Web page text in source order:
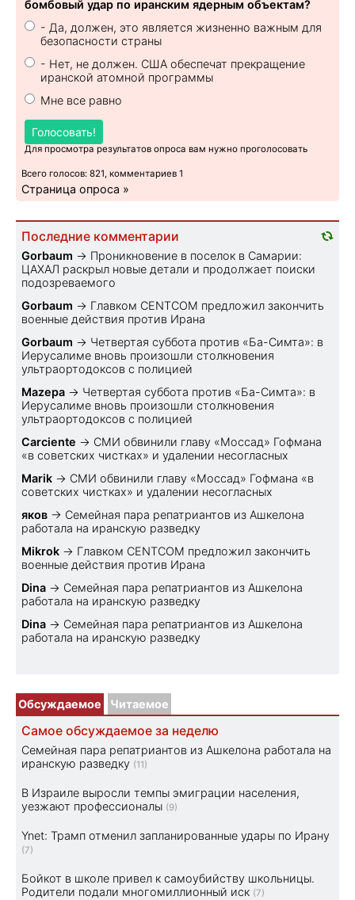
бомбовый удар по иранским ядерным объектам?
- Да, должен, это является жизненно важным для
безопасности страны
- Нет, не должен. США обеспечат прекращение
иранской атомной программы
Мне все равно
Голосовать!
Для просмотра результатов опроса вам нужно проголосовать
Всего голосов: 821, комментариев 1
Страница опроса »
Последние комментарии
Gorbaum → Проникновение в поселок в Самарии:
ЦАХАЛ раскрыл новые детали и продолжает поиски
подозреваемого
Gorbaum → Главком CENTCOM предложил закончить
военные действия против Ирана
Gorbaum → Четвертая суббота против «Ба-Симта»: в
Иерусалиме вновь произошли столкновения
ультраортодоксов с полицией
Mazepa → Четвертая суббота против «Ба-Симта»: в
Иерусалиме вновь произошли столкновения
ультраортодоксов с полицией
Carciente → СМИ обвинили главу «Моссад» Гофмана
«в советских чистках» и удалении несогласных
Marik → СМИ обвинили главу «Моссад» Гофмана «в
советских чистках» и удалении несогласных
яков → Семейная пара репатриантов из Ашкелона
работала на иранскую разведку
Mikrok → Главком CENTCOM предложил закончить
военные действия против Ирана
Dina → Семейная пара репатриантов из Ашкелона
работала на иранскую разведку
Dina → Семейная пара репатриантов из Ашкелона
работала на иранскую разведку
Обсуждаемое Читаемое
Самое обсуждаемое за неделю
Семейная пара репатриантов из Ашкелона работала на
иранскую разведку (11)
В Израиле выросли темпы эмиграции населения,
уезжают профессионалы (9)
Ynet: Трамп отменил запланированные удары по Ирану
(7)
Бойкот в школе привел к самоубийству школьницы.
Родители подали многомиллионный иск (7)